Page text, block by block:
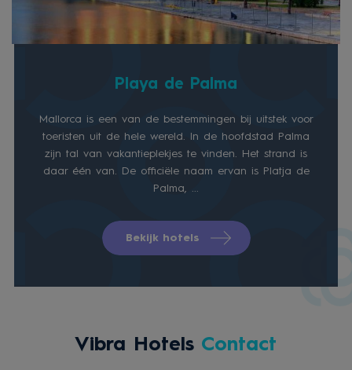
Playa de Palma
Mallorca is een van de bestemmingen bij uitstek voor
toeristen uit de hele wereld. In de hoofdstad Palma
zijn tal van vakantieplekjes te vinden. Het strand is
daar één van. De officiële naam ervan is Platja de
Palma, ...
Bekijk hotels
Vibra Hotels Contact